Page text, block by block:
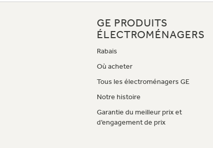
GE PRODUITS
ÉLECTROMÉNAGERS
Rabais
Où acheter
Tous les électroménagers GE
Notre histoire
Garantie du meilleur prix et
d’engagement de prix